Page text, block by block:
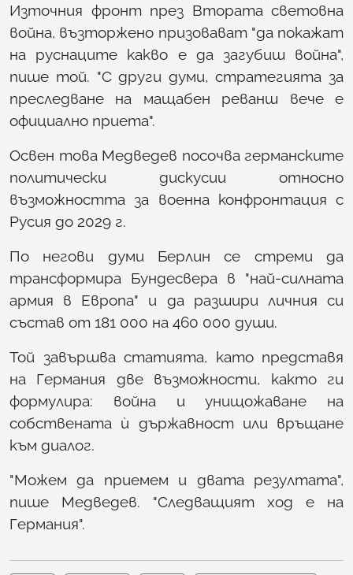
Източния фронт през Втората световна
война, възторжено призовават "да покажат
на руснаците какво е да загубиш война",
пише той. "С други думи, стратегията за
преследване на мащабен реванш вече е
официално приета".
Освен това Медведев посочва германските
политически дискусии относно
възможността за военна конфронтация с
Русия до 2029 г.
По негови думи Берлин се стреми да
трансформира Бундесвера в "най-силната
армия в Европа" и да разшири личния си
състав от 181 000 на 460 000 души.
Той завършва статията, като представя
на Германия две възможности, както ги
формулира: война и унищожаване на
собствената ѝ държавност или връщане
към диалог.
"Можем да приемем и двата резултата",
пише Медведев. "Следващият ход е на
Германия".